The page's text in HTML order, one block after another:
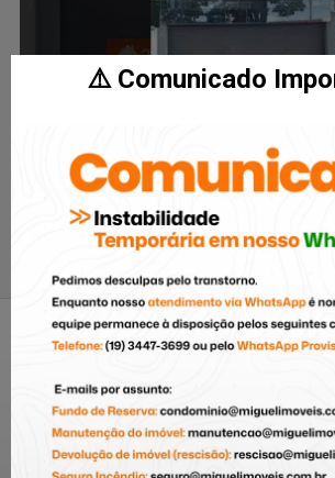
⚠️ Comunicado